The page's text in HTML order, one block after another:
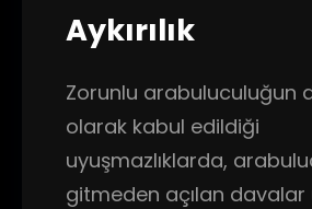
Aykırılık
Zorunlu arabuluculuğun
olarak kabul edildiği
uyuşmazlıklarda,
gitmeden açılan davalar